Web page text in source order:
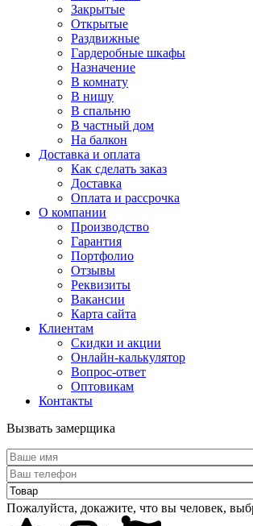
Закрытые
Открытые
Раздвижные
Гардеробные шкафы
Назначение
В комнату
В нишу
В спальню
В частный дом
На балкон
Доставка и оплата
Как сделать заказ
Доставка
Оплата и рассрочка
О компании
Производство
Гарантия
Портфолио
Отзывы
Реквизиты
Вакансии
Карта сайта
Клиентам
Скидки и акции
Онлайн-калькулятор
Вопрос-ответ
Оптовикам
Контакты
Вызвать замерщика
Пожалуйста, докажите, что вы человек,